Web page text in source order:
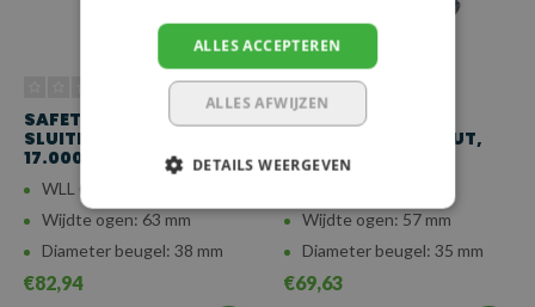
SAFETYLOAD D-
SLUITING MOERBOUT,
17.000 KG
WLL (6:1): 17.000 kg
Wijdte ogen: 63 mm
Diameter beugel: 38 mm
€82,94
SAFETYLOAD D-
SLUITING MOERBOUT,
13.500 KG
Wijdte ogen: 57 mm
Diameter beugel: 35 mm
€69,63
ALLES ACCEPTEREN
ALLES AFWIJZEN
DETAILS WEERGEVEN